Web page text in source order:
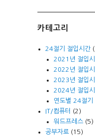
카테고리
24절기 절입시간
2021년 절입
2022년 절입
2023년 절입
2024년 절입
연도별 24절기
IT/컴퓨터
(2)
워드프레스(5)
공부자료 (15)